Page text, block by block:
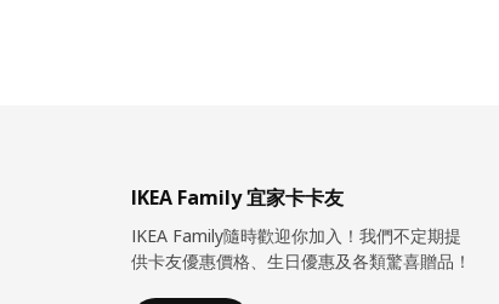
IKEA Family 宜家卡卡友
IKEA Family隨時歡迎你加入！我們不定期提
供卡友優惠價格、生日優惠及各類驚喜贈品！